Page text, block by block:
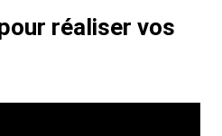
réaliser vos